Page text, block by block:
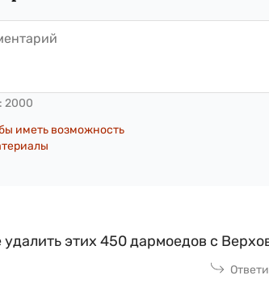
2000
иметь возможность
этих 450 дармоедов с